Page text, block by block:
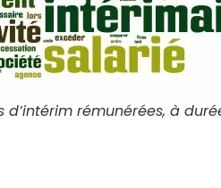
rémunérées, à